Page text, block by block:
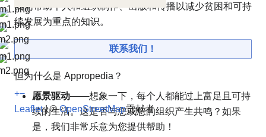
+−
Leaflet| ©OpenStreetMap贡献者
我们帮助个人和组织制作、出版和传播以减少贫困和可持
续发展为重点的知识。
联系我们！
但为什么是 Appropedia？
愿景驱动——想象一下，每个人都能过上富足且可持
续的生活。这是否与您或您的组织产生共鸣？如果
是，我们非常乐意为您提供帮助！